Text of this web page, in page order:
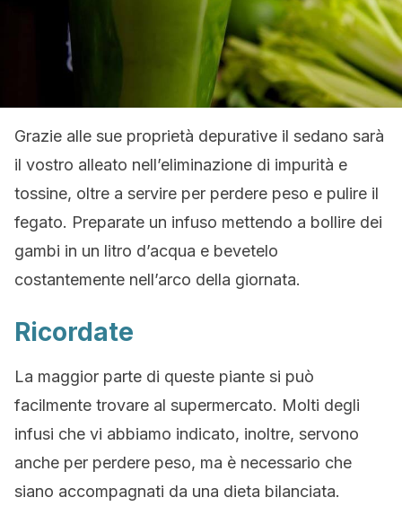
Grazie alle sue proprietà depurative il sedano sarà
il vostro alleato nell’eliminazione di impurità e
tossine, oltre a servire per perdere peso e pulire il
fegato. Preparate un infuso mettendo a bollire dei
gambi in un litro d’acqua e bevetelo
costantemente nell’arco della giornata.
Ricordate
La maggior parte di queste piante si può
facilmente trovare al supermercato. Molti degli
infusi che vi abbiamo indicato, inoltre, servono
anche per perdere peso, ma è necessario che
siano accompagnati da una dieta bilanciata.